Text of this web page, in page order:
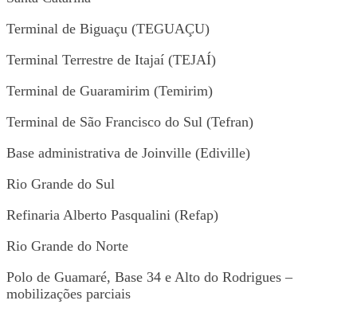
Terminal de Biguaçu (TEGUAÇU)
Terminal Terrestre de Itajaí (TEJAÍ)
Terminal de Guaramirim (Temirim)
Terminal de São Francisco do Sul (Tefran)
Base administrativa de Joinville (Ediville)
Rio Grande do Sul
Refinaria Alberto Pasqualini (Refap)
Rio Grande do Norte
Polo de Guamaré, Base 34 e Alto do Rodrigues –
mobilizações parciais